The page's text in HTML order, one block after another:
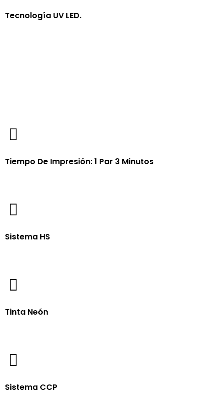
Tecnología UV LED.
Tiempo De Impresión: 1 Par 3 Minutos
Sistema HS
Tinta Neón
Sistema CCP